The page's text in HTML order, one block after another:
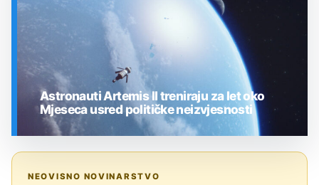
Astronauti Artemis II treniraju za let oko
Mjeseca usred političke neizvjesnosti
NEOVISNO NOVINARSTVO